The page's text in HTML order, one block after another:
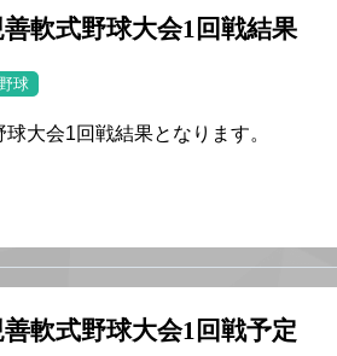
軟式野球大会1回戦結果
野球
大会1回戦結果となります。
軟式野球大会1回戦予定